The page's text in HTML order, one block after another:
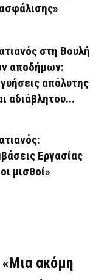
στη Βουλή
αποδήμων:
απόλυτης
αδιάβλητου...
Εργασίας
μισθοί»
«Μια ακόμη